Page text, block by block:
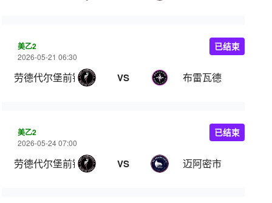
美乙2
2026-05-21 06:30
劳德代尔堡前锋 VS 布雷瓦德
已结束
美乙2
2026-05-24 07:00
劳德代尔堡前锋 VS 迈阿密市
已结束